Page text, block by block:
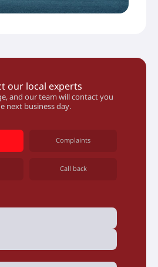
our local experts
and our team will contact you
next business day.
Complaints
Call back